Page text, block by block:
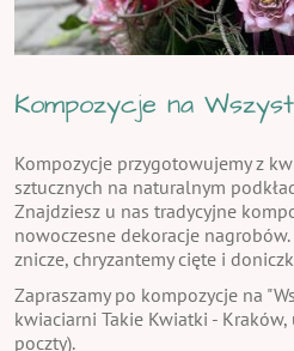
Kompozycje na
Kompozycje przygotowujemy z
sztucznych na naturalnym
Znajdziesz u nas tradycyjne
nowoczesne dekoracje
znicze, chryzantemy cięte i
Zapraszamy po kompozycje na
kwiaciarni Takie Kwiatki -
poczty).